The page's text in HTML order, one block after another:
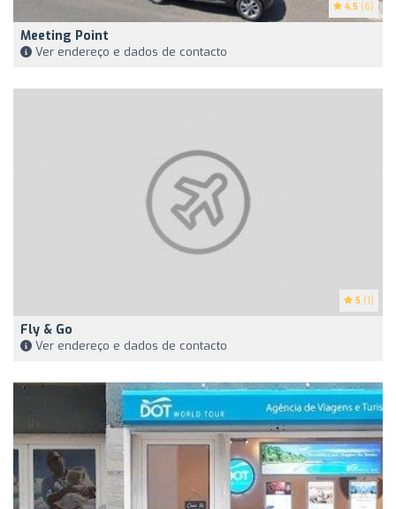
4.5 (6)
Meeting Point
Ver endereço e dados de contacto
5 (1)
Fly & Go
Ver endereço e dados de contacto